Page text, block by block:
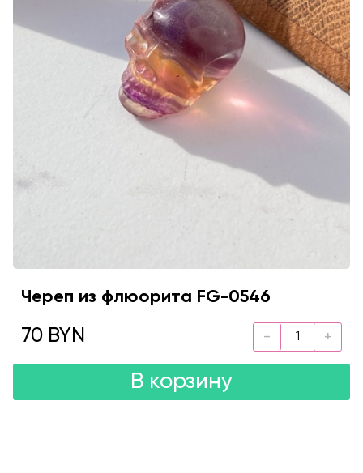
Череп из флюорита FG-0546
70 BYN
В корзину